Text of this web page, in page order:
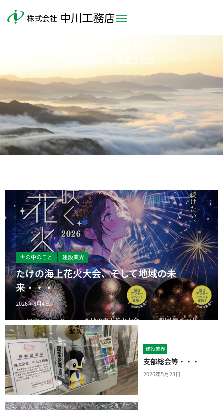
CATEGORY｜社長ブログ
世の中のこと 建設業界
たけの海上花火大会、そして地域の未
来・・・
2026年8月4日
建設業界
支部総会等・・・
2026年5月28日